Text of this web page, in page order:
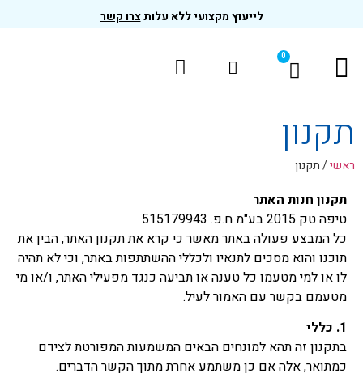
לייעוץ מקצועי ללא עלותצרו קשר
0
תקנון
ראשי/תקנון
תקנון חנות האתר
טיפה טק 2015 בע"מ ח.פ. 515179943
כל המבצע פעולה באתר מאשר כי קרא את תקנון האתר, הבין את
תוכנו והוא מסכים לתנאיו ולכללי ההשתתפות באתר, וכי לא תהיה
לו או למי מטעמו כל טענה או תביעה כנגד מפעילי האתר, ו/או מי
מטעמם בקשר עם האמור לעיל.
1. כללי
בתקנון זה תהא למונחים הבאים המשמעות המפורטת לצידם
כמתואר, אלה אם כן משתמע אחרת מתוך הקשר הדברים.